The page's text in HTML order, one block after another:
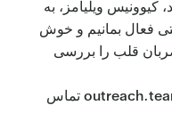
کیوونیس ویلیامز، به
فعال بمانیم و خوش
قلب را بررسی
outreach.team@blackmenshealthclinic.org تماس